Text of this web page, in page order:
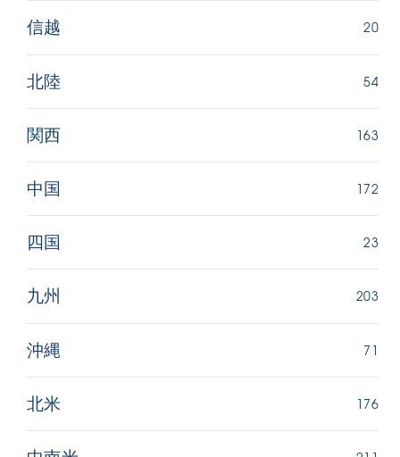
信越 20
北陸 54
関西 163
中国 172
四国 23
九州 203
沖縄 71
北米 176